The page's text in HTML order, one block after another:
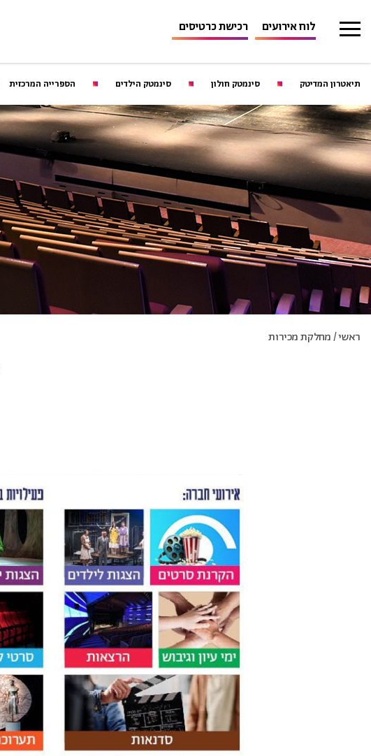
לוח אירועים רכישת כרטיסים
תיאטרון המדיטק סינמטק חולון סינמטק הילדים הספרייה המרכזית
ראשי/מחלקת מכירות